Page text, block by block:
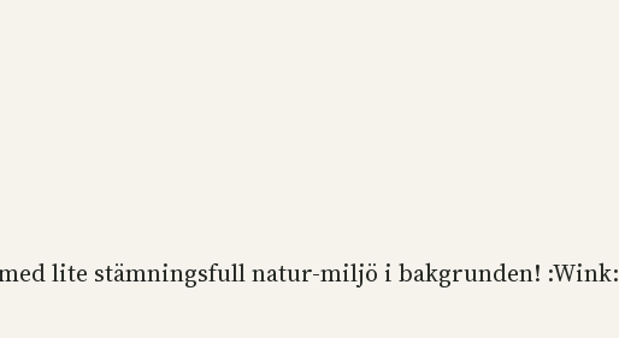
lite stämningsfull natur-miljö i bakgrunden! :Wink: